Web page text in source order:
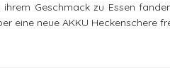
Geschmack zu Essen
eine neue AKKU Heckenschere